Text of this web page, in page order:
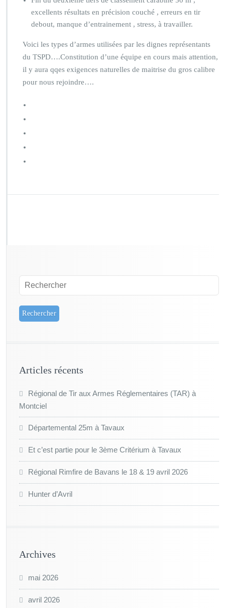
excellents résultats en précision couché , erreurs en tir
debout, manque d’entrainement , stress, à travailler.
Voici les types d’armes utilisées par les dignes représentants
du TSPD….Constitution d’une équipe en cours mais attention,
il y aura qqes exigences naturelles de maitrise du gros calibre
pour nous rejoindre….
Articles récents
Régional de Tir aux Armes Réglementaires (TAR) à
Montciel
Départemental 25m à Tavaux
Et c’est partie pour le 3ème Critérium à Tavaux
Régional Rimfire de Bavans le 18 & 19 avril 2026
Hunter d’Avril
Archives
mai 2026
avril 2026